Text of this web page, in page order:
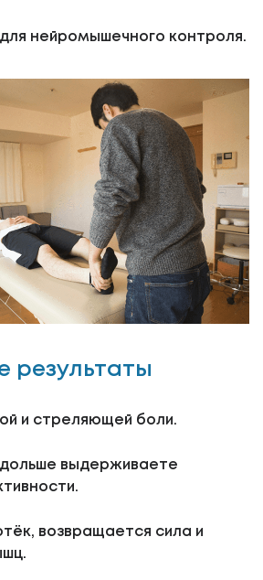
нейромышечного контроля.
и стреляющей боли.
дольше выдерживаете
возвращается сила и